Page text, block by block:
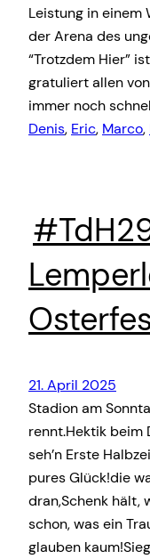
Leistung in einem
der Arena des
“Trotzdem Hier”
gratuliert allen
immer noch
Denis, Eric, Marco,
21. April 2025
Stadion am
rennt.Hektik beim
seh’n Erste
pures Glück!die
dran,Schenk hält,
schon, was ein
glauben